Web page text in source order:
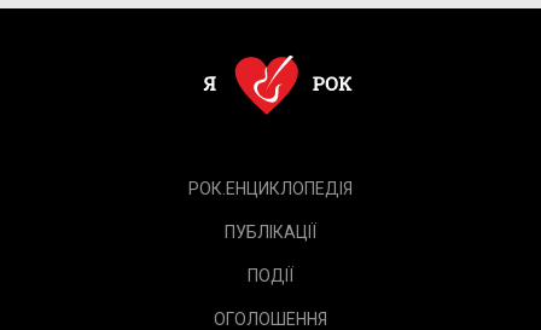
РОК.ЕНЦИКЛОПЕДІЯ
ПУБЛІКАЦІЇ
ПОДІЇ
ОГОЛОШЕННЯ